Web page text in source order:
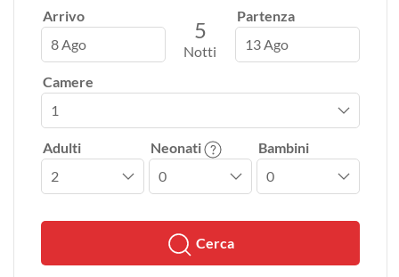
Arrivo
8 Ago
5
Notti
Partenza
13 Ago
Camere
Adulti Neonati Bambini
Cerca